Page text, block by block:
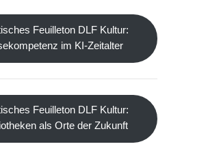
Feuilleton DLF Kultur:
im KI-Zeitalter
Feuilleton DLF Kultur:
als Orte der Zukunft